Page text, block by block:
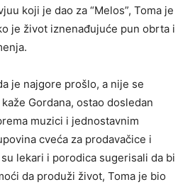
koji je dao za “Melos”, Toma je
je život iznenađujuće pun obrta i
je najgore prošlo, a nije se
Gordana, ostao dosledan
muzici i jednostavnim
cveća za prodavačice i
lekari i porodica sugerisali da bi
da produži život, Toma je bio